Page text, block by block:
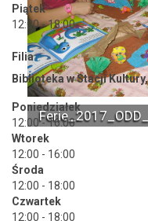
Piątek
12:00 - 18:00
Filia
Biblioteka w Stacji
Poniedziałek
12:00 - 16:00
Wtorek
12:00 - 16:00
Środa
12:00 - 18:00
Czwartek
12:00 - 18:00